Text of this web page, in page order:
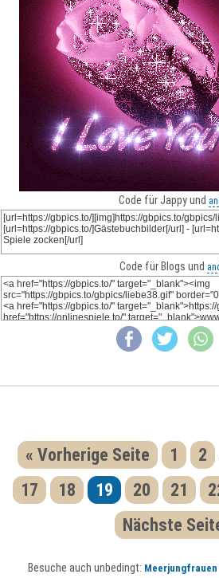
Code für Jappy und
Code für Blogs und
« Vorherige Seite 1 2
17
18 19 20 21
Nächste
Besuche auch unbedingt: Meerjungfrauen